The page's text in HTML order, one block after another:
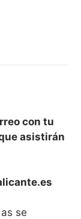
con tu
asistirán
se